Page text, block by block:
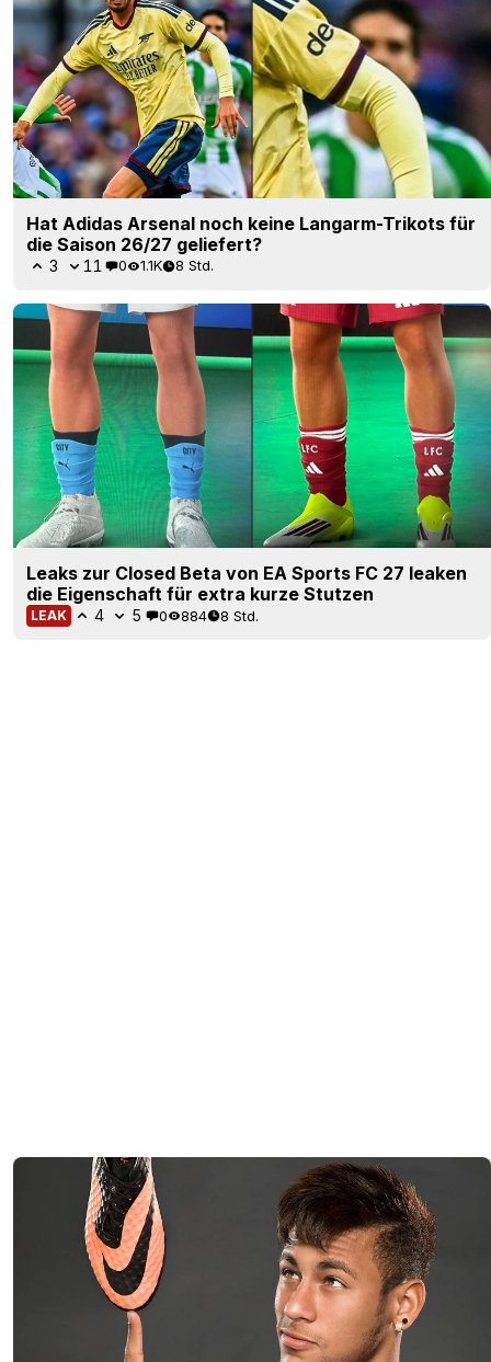
Hat Adidas Arsenal noch keine Langarm-Trikots für
die Saison 26/27 geliefert?
3 11 0 1.1K 8 Std.
Leaks zur Closed Beta von EA Sports FC 27 leaken
die Eigenschaft für extra kurze Stutzen
LEAK 4 5 0 884 8 Std.